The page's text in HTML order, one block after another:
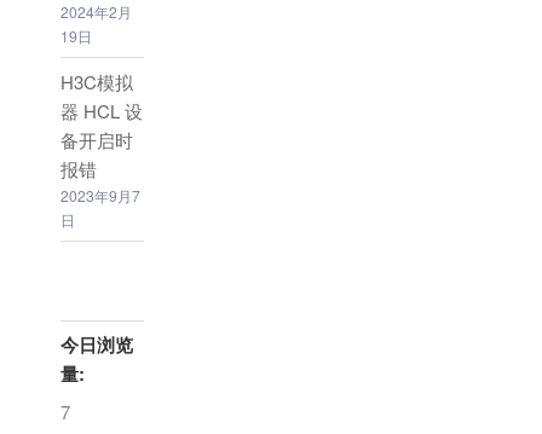
2024年2月
19日
H3C模拟
器 HCL 设
备开启时
报错
2023年9月7
日
今日浏览
量:
7